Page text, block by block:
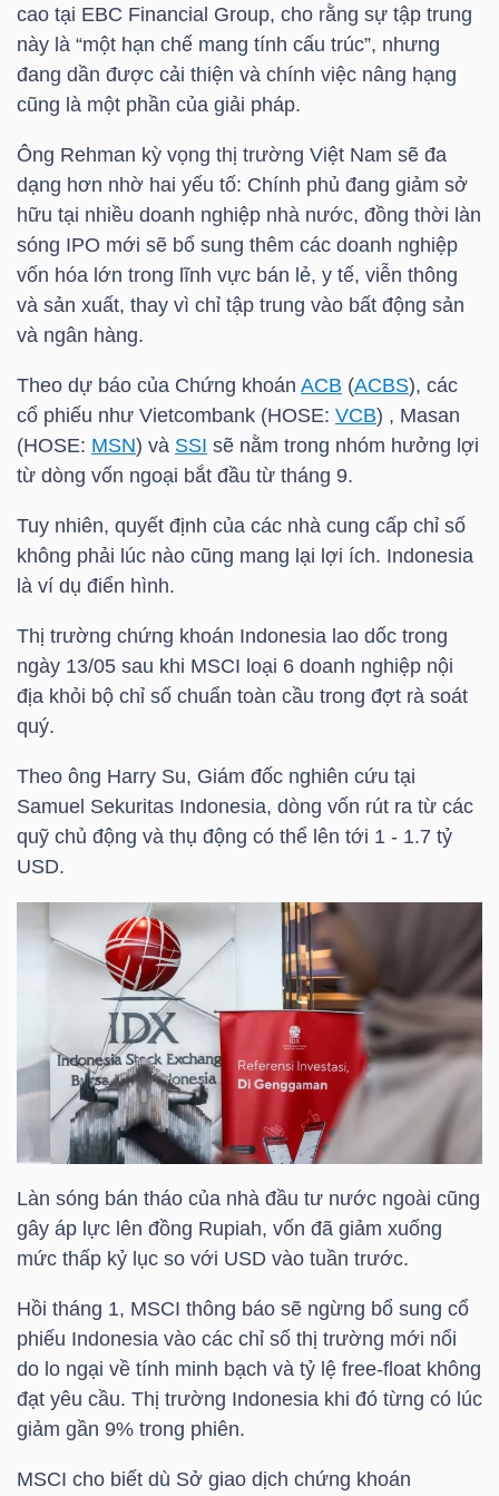
cao tại EBC Financial Group, cho rằng sự tập trung
này là “một hạn chế mang tính cấu trúc”, nhưng
đang dần được cải thiện và chính việc nâng hạng
cũng là một phần của giải pháp.
Ông Rehman kỳ vọng thị trường Việt Nam sẽ đa
dạng hơn nhờ hai yếu tố: Chính phủ đang giảm sở
hữu tại nhiều doanh nghiệp nhà nước, đồng thời làn
sóng IPO mới sẽ bổ sung thêm các doanh nghiệp
vốn hóa lớn trong lĩnh vực bán lẻ, y tế, viễn thông
và sản xuất, thay vì chỉ tập trung vào bất động sản
và ngân hàng.
Theo dự báo của Chứng khoán ACB (ACBS), các
cổ phiếu như Vietcombank (HOSE: VCB) , Masan
(HOSE: MSN) và SSI sẽ nằm trong nhóm hưởng lợi
từ dòng vốn ngoại bắt đầu từ tháng 9.
Tuy nhiên, quyết định của các nhà cung cấp chỉ số
không phải lúc nào cũng mang lại lợi ích. Indonesia
là ví dụ điển hình.
Thị trường chứng khoán Indonesia lao dốc trong
ngày 13/05 sau khi MSCI loại 6 doanh nghiệp nội
địa khỏi bộ chỉ số chuẩn toàn cầu trong đợt rà soát
quý.
Theo ông Harry Su, Giám đốc nghiên cứu tại
Samuel Sekuritas Indonesia, dòng vốn rút ra từ các
quỹ chủ động và thụ động có thể lên tới 1 - 1.7 tỷ
USD.
Làn sóng bán tháo của nhà đầu tư nước ngoài cũng
gây áp lực lên đồng Rupiah, vốn đã giảm xuống
mức thấp kỷ lục so với USD vào tuần trước.
Hồi tháng 1, MSCI thông báo sẽ ngừng bổ sung cổ
phiếu Indonesia vào các chỉ số thị trường mới nổi
do lo ngại về tính minh bạch và tỷ lệ free-float không
đạt yêu cầu. Thị trường Indonesia khi đó từng có lúc
giảm gần 9% trong phiên.
MSCI cho biết dù Sở giao dịch chứng khoán
YẾU
TIÊU
DÙNG
THIẾT
YẾU
CHĂM
SÓC
SỨC
KHỎE
CHÍNH
CÔNG
NGHỆ
THÔNG
TIN
TRUYỀN
THÔNG
TIỆN
ÍCH
BẤT
ĐỘNG